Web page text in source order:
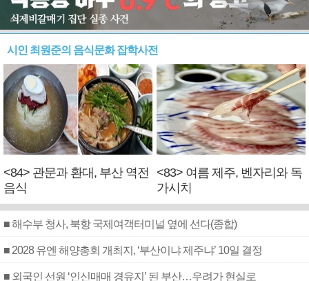
시인 최원준의 음식문화 잡학사전
<84> 관문과 환대, 부산 역전
음식
<83> 여름 제주, 벤자리와 독
가시치
■ 해수부 청사, 북항 국제여객터미널 옆에 선다(종합)
■ 2028 유엔 해양총회 개최지, ‘부산이냐 제주냐’ 10일 결정
■ 외국인 선원 ‘인신매매 경유지’ 된 부산…우려가 현실로